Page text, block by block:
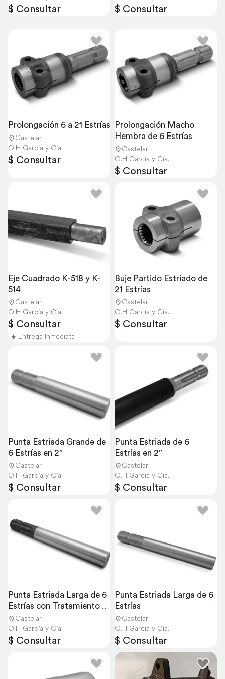
$ Consultar $ Consultar
Prolongación 6 a 21 Estrías
Castelar
O.H García y Cía.
$ Consultar
Prolongación Macho
Hembra de 6 Estrías
Castelar
O.H García y Cía.
$ Consultar
Eje Cuadrado K-518 y K-
514
Castelar
O.H García y Cía.
$ Consultar
Entrega Inmediata
Buje Partido Estriado de
21 Estrías
Castelar
O.H García y Cía.
$ Consultar
Punta Estriada Grande de
6 Estrías en 2″
Castelar
O.H García y Cía.
$ Consultar
Punta Estriada de 6
Estrías en 2″
Castelar
O.H García y Cía.
$ Consultar
Punta Estriada Larga de 6
Estrías con Tratamiento
Térmico
Castelar
O.H García y Cía.
$ Consultar
Punta Estriada Larga de 6
Estrías
Castelar
O.H García y Cía.
$ Consultar